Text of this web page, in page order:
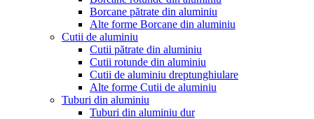
Borcane pătrate din aluminiu
Alte forme Borcane din aluminiu
Cutii de aluminiu
Cutii pătrate din aluminiu
Cutii rotunde din aluminiu
Cutii de aluminiu dreptunghiulare
Alte forme Cutii de aluminiu
Tuburi din aluminiu
Tuburi din aluminiu dur